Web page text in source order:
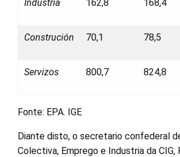
Industria 162,8 168,4
Construción 70,1 78,5
Servizos 800,7 824,8
Fonte: EPA. IGE
Diante disto, o secretario confederal
Colectiva, Emprego e Industria da CIG,